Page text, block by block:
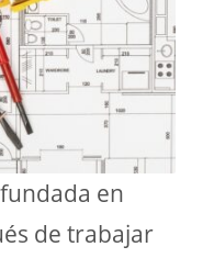
en
de trabajar